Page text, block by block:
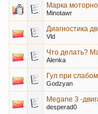
Марка
Minotawr
Диагностика
Vld
Что делать?
Alenka
Гул при
Godzyan
Megane 3 -
desperad0